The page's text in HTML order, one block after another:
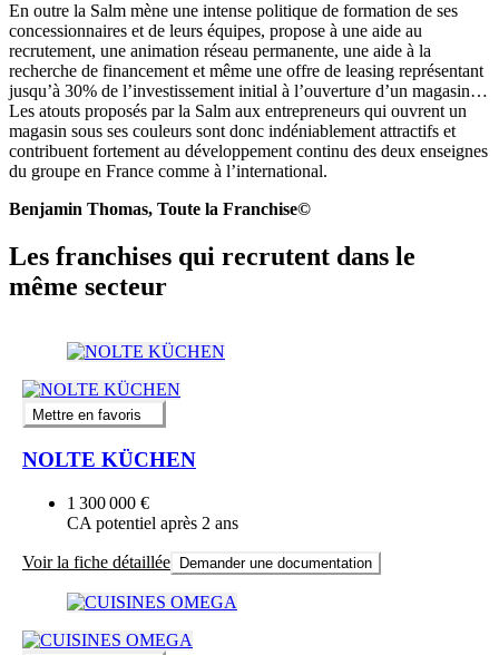
En outre la Salm mène une intense politique de formation de ses
concessionnaires et de leurs équipes, propose à une aide au
recrutement, une animation réseau permanente, une aide à la
recherche de financement et même une offre de leasing représentant
jusqu’à 30% de l’investissement initial à l’ouverture d’un magasin…
Les atouts proposés par la Salm aux entrepreneurs qui ouvrent un
magasin sous ses couleurs sont donc indéniablement attractifs et
contribuent fortement au développement continu des deux enseignes
du groupe en France comme à l’international.
Benjamin Thomas, Toute la Franchise©
Les franchises qui recrutent dans le
même secteur
Mettre en favoris
NOLTE KÜCHEN
1 300 000 €
CA potentiel après 2 ans
Voir la fiche détaillée Demander une documentation